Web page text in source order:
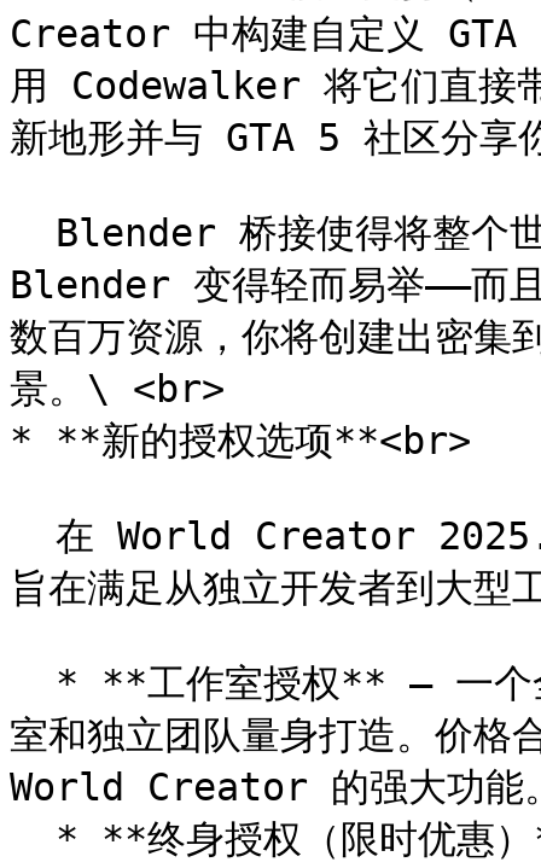
Creator 中构建自定义
用 Codewalker 将它们直接
新地形并与 GTA 5 社区分享
Blender 变得轻而易举——
数百万资源，你将创建出密
景。\ <br>
* **新的授权选项**<br>
旨在满足从独立开发者到大型
室和独立团队量身打造。价格
World Creator 的强大功能